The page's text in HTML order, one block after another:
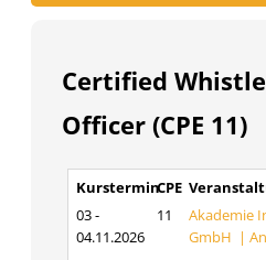
Certified
Officer (CPE 11)
KursterminCPE
03 -
04.11.2026
11
Akademie
GmbH |